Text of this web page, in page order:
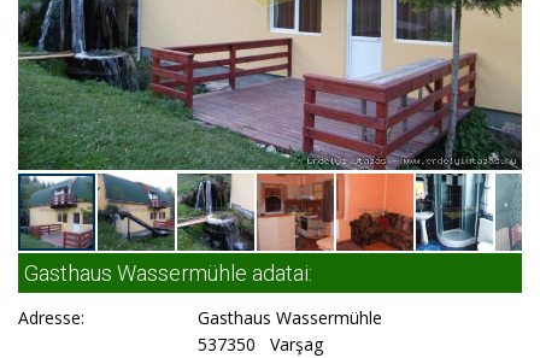
Gasthaus Wassermühle adatai:
Adresse:
Gasthaus Wassermühle
537350 Varşag